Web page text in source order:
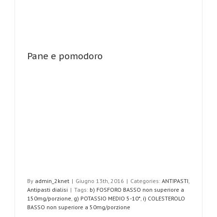
Pane e pomodoro
By admin_2knet | Giugno 13th, 2016 | Categories: ANTIPASTI,
Antipasti dialisi | Tags: b) FOSFORO BASSO non superiore a
150mg/porzione, g) POTASSIO MEDIO 5-10*, i) COLESTEROLO
BASSO non superiore a 50mg/porzione